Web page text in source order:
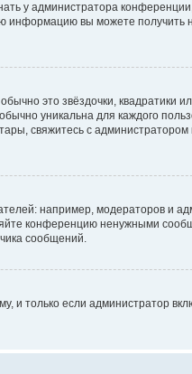
у администратора
информацию вы можете получить
это звёздочки, квадратики
уникальна для каждого
свяжитесь с
например, модераторов и
конференцию ненужными
сообщений.
и только если администратор